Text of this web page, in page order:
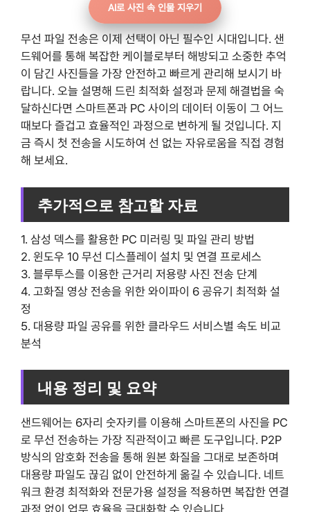
AI로 사진 속 인물 지우기
무선 파일 전송은 이제 선택이 아닌 필수인 시대입니다. 샌
드웨어를 통해 복잡한 케이블로부터 해방되고 소중한 추억
이 담긴 사진들을 가장 안전하고 빠르게 관리해 보시기 바
랍니다. 오늘 설명해 드린 최적화 설정과 문제 해결법을 숙
달하신다면 스마트폰과 PC 사이의 데이터 이동이 그 어느
때보다 즐겁고 효율적인 과정으로 변하게 될 것입니다. 지
금 즉시 첫 전송을 시도하여 선 없는 자유로움을 직접 경험
해 보세요.
추가적으로 참고할 자료
1. 삼성 덱스를 활용한 PC 미러링 및 파일 관리 방법
2. 윈도우 10 무선 디스플레이 설치 및 연결 프로세스
3. 블루투스를 이용한 근거리 저용량 사진 전송 단계
4. 고화질 영상 전송을 위한 와이파이 6 공유기 최적화 설
정
5. 대용량 파일 공유를 위한 클라우드 서비스별 속도 비교
분석
내용 정리 및 요약
샌드웨어는 6자리 숫자키를 이용해 스마트폰의 사진을 PC
로 무선 전송하는 가장 직관적이고 빠른 도구입니다. P2P
방식의 암호화 전송을 통해 원본 화질을 그대로 보존하며
대용량 파일도 끊김 없이 안전하게 옮길 수 있습니다. 네트
워크 환경 최적화와 전문가용 설정을 적용하면 복잡한 연결
과정 없이 업무 효율을 극대화할 수 있습니다.